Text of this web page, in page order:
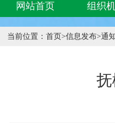
网站首页 组织
当前位置： 首页>信息发布>通